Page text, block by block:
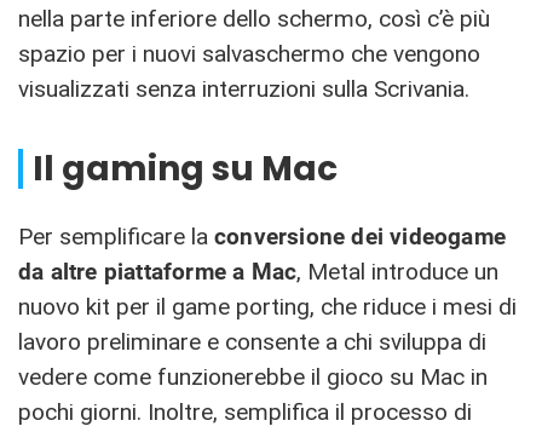
nella parte inferiore dello schermo, così c’è più
spazio per i nuovi salvaschermo che vengono
visualizzati senza interruzioni sulla Scrivania.
Il gaming su Mac
Per semplificare la conversione dei videogame
da altre piattaforme a Mac, Metal introduce un
nuovo kit per il game porting, che riduce i mesi di
lavoro preliminare e consente a chi sviluppa di
vedere come funzionerebbe il gioco su Mac in
pochi giorni. Inoltre, semplifica il processo di